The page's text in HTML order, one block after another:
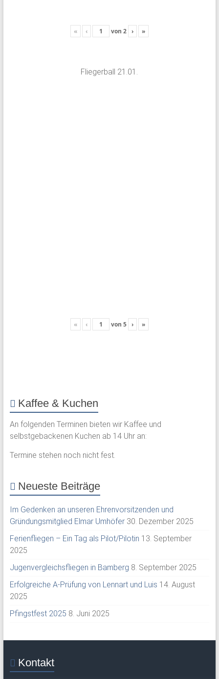
« ‹ von 2 › »
Fliegerball 21.01.
« ‹ von 5 › »
Kaffee & Kuchen
An folgenden Terminen bieten wir Kaffee und
selbstgebackenen Kuchen ab 14 Uhr an:
Termine stehen noch nicht fest.
Neueste Beiträge
Im Gedenken an unseren Ehrenvorsitzenden und
Gründungsmitglied Elmar Umhöfer 30. Dezember 2025
Ferienfliegen – Ein Tag als Pilot/Pilotin 13. September
2025
Jugenvergleichsfliegen in Bamberg 8. September 2025
Erfolgreiche A-Prüfung von Lennart und Luis 14. August
2025
Pfingstfest 2025 8. Juni 2025
Kontakt